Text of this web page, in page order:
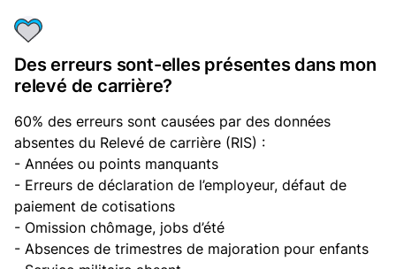
Des erreurs sont-elles présentes dans mon
relevé de carrière?
60% des erreurs sont causées par des données
absentes du Relevé de carrière (RIS) :
- Années ou points manquants
- Erreurs de déclaration de l’employeur, défaut de
paiement de cotisations
- Omission chômage, jobs d’été
- Absences de trimestres de majoration pour enfants